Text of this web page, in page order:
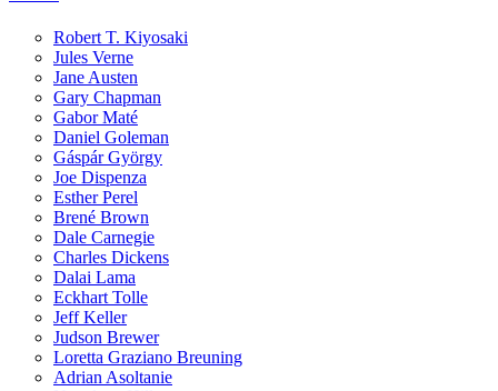
Robert T. Kiyosaki
Jules Verne
Jane Austen
Gary Chapman
Gabor Maté
Daniel Goleman
Gáspár György
Joe Dispenza
Esther Perel
Brené Brown
Dale Carnegie
Charles Dickens
Dalai Lama
Eckhart Tolle
Jeff Keller
Judson Brewer
Loretta Graziano Breuning
Adrian Asoltanie